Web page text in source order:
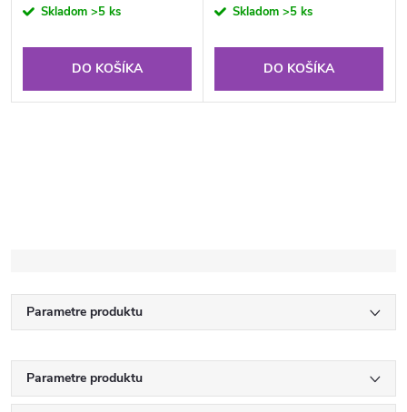
cena:Skladom >5 ks
DO KOŠÍKA
cena:Skladom >5 ks
DO KOŠÍKA
Parametre produktu
Parametre produktu